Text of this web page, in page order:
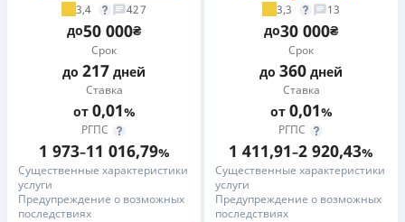
3,4 427
до50 000₴
Срок
до 217 дней
Ставка
от 0,01%
РГПС
1 973–11 016,79%
Существенные характеристики
услуги
Предупреждение о возможных
последствиях
3,3 13
до30 000₴
Срок
до 360 дней
Ставка
от 0,01%
РГПС
1 411,91–2 920,43%
Существенные характеристики
услуги
Предупреждение о возможных
последствиях